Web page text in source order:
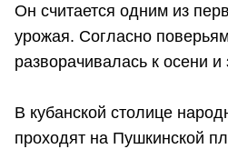
Он считается одним из
урожая. Согласно
разворачивалась к осени и
В кубанской столице
проходят на Пушкинской